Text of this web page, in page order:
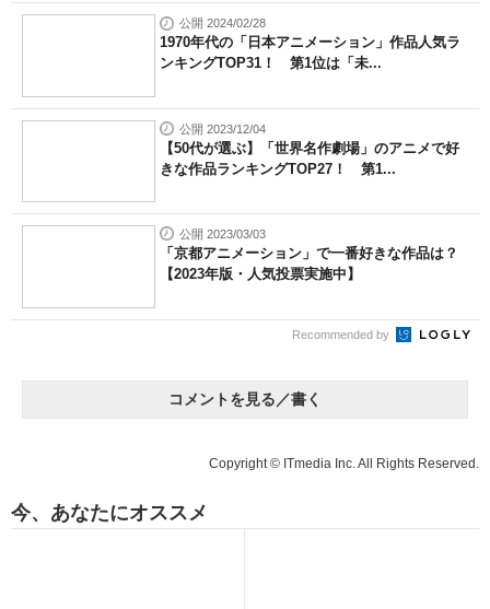
公開 2024/02/28
1970年代の「日本アニメーション」作品人気ラ
ンキングTOP31！ 第1位は「未...
公開 2023/12/04
【50代が選ぶ】「世界名作劇場」のアニメで好
きな作品ランキングTOP27！ 第1...
公開 2023/03/03
「京都アニメーション」で一番好きな作品は？
【2023年版・人気投票実施中】
Recommended by
コメントを見る／書く
Copyright © ITmedia Inc. All Rights Reserved.
今、あなたにオススメ